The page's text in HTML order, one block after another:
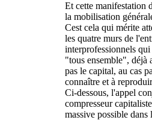
Et cette manifestation
la mobilisation
Cest cela qui mérite
les quatre murs de
interprofessionnels
"tous ensemble", déjà
pas le capital, au cas
connaître et à
Ci-dessous, l'appel
compresseur
massive possible